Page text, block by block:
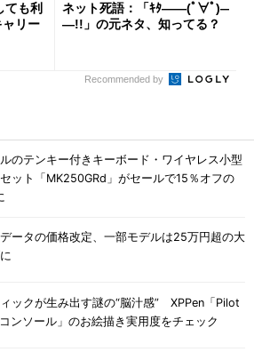
ても利
リー
ネット死語：「ｷﾀ――(ﾟ∀ﾟ)―
―!!」の元ネタ、知ってる？
Recommended by
のテンキー付きキーボード・ワイヤレス小型
ット「MK250GRd」がセールで15％オフの
ータの価格改定、一部モデルは25万円超の大
ックが生み出す謎の“脳汁感” XPPen「Pilot
ンソール」のお絵描き実用度をチェック